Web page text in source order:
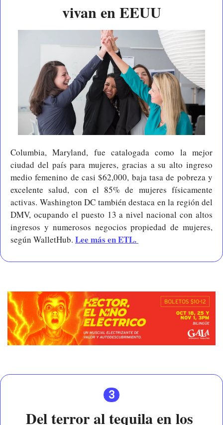
vivan en EEUU
Columbia, Maryland, fue catalogada como la mejor
ciudad del país para mujeres, gracias a su alto ingreso
medio femenino de casi $62,000, baja tasa de pobreza y
excelente salud, con el 85% de mujeres físicamente
activas. Washington DC también destaca en la región del
DMV, ocupando el puesto 13 a nivel nacional con altos
ingresos y numerosos negocios propiedad de mujeres,
según WalletHub. Lee más en ETL.
3
Del terror al tequila en los